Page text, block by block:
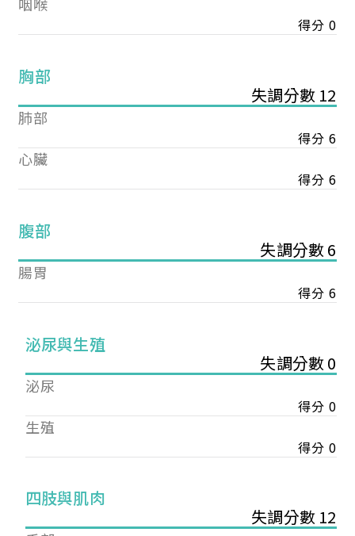
得分 0
胸部
失調分數 12
肺部
得分 6
心臟
得分 6
腹部
失調分數 6
腸胃
得分 6
泌尿與生殖
失調分數 0
泌尿
得分 0
生殖
得分 0
四肢與肌肉
失調分數 12
您已成功送出會員申請
您好，您的會員申請，已成功送出，經本協會理事